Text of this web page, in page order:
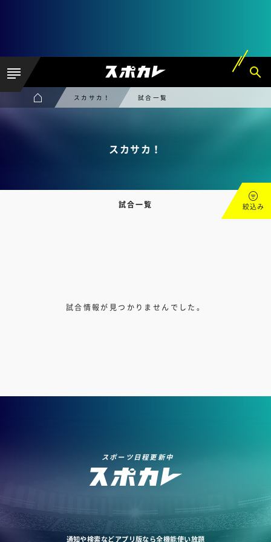
スカサカ！ 試合一覧
スカサカ！
試合一覧 絞込み
試合情報が見つかりませんでした。
スポーツ日程更新中
通知や検索などアプリ版なら全機能使い放題